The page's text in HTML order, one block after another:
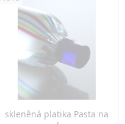
skleněná platika Pasta na